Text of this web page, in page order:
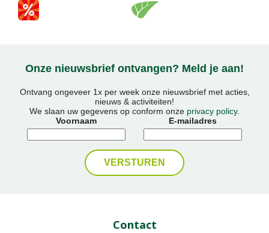
Onze nieuwsbrief ontvangen? Meld je aan!
Ontvang ongeveer 1x per week onze nieuwsbrief met acties,
nieuws & activiteiten!
We slaan uw gegevens op conform onze privacy policy.
Voornaam
E-mailadres
Contact